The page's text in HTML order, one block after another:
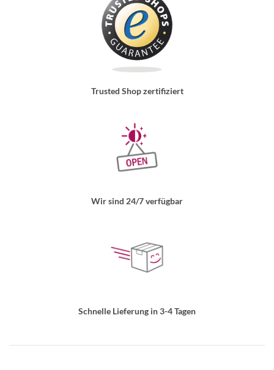
Trusted Shop zertifiziert
Wir sind 24/7 verfügbar
Schnelle Lieferung in 3-4 Tagen